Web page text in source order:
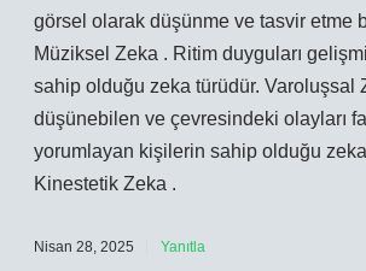
görsel olarak düşünme ve tasvir etme
Müziksel Zeka . Ritim duyguları
sahip olduğu zeka türüdür. Varoluşsal
düşünebilen ve çevresindeki olayları
yorumlayan kişilerin sahip olduğu
Kinestetik Zeka .
Nisan 28, 2025 Yanıtla